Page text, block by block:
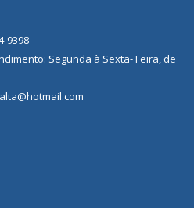
9398
Segunda à Sexta- Feira, de